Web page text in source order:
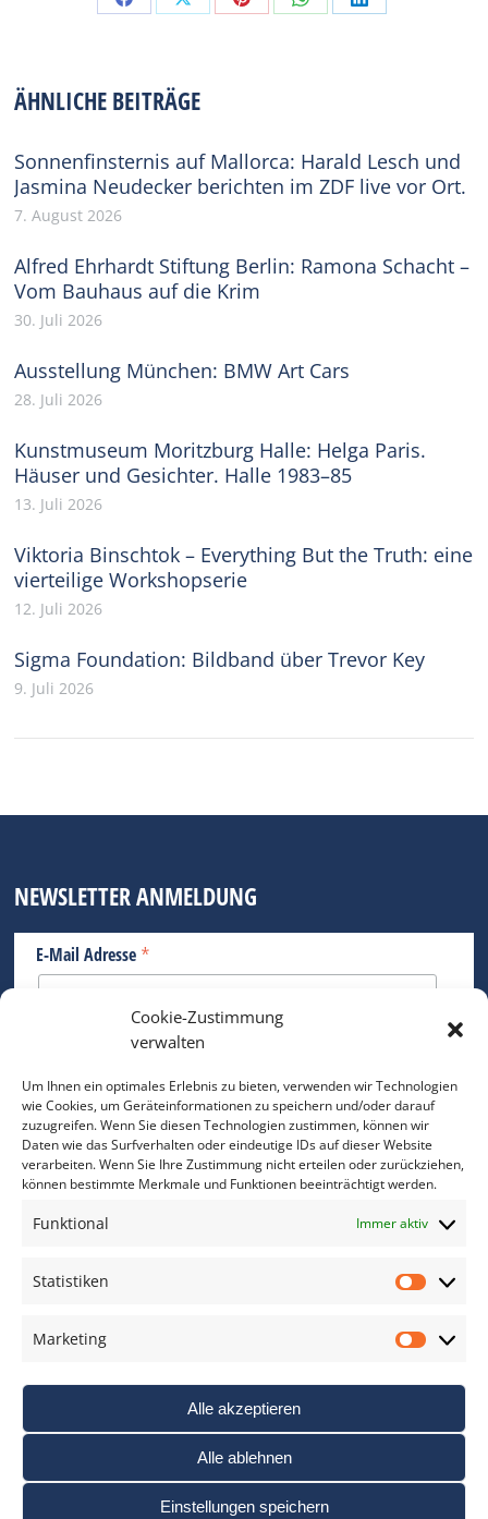
Cookie-Zustimmung
verwalten
Um Ihnen ein optimales Erlebnis zu bieten, verwenden wir Technologien
wie Cookies, um Geräteinformationen zu speichern und/oder darauf
zuzugreifen. Wenn Sie diesen Technologien zustimmen, können wir
Daten wie das Surfverhalten oder eindeutige IDs auf dieser Website
verarbeiten. Wenn Sie Ihre Zustimmung nicht erteilen oder zurückziehen,
können bestimmte Merkmale und Funktionen beeinträchtigt werden.
Funktional Immer aktiv
Statistiken
Marketing
Alle akzeptieren
Alle ablehnen
Einstellungen speichern
Share Share Share Share Share
ÄHNLICHE BEITRÄGE
Sonnenfinsternis auf Mallorca: Harald Lesch und
Jasmina Neudecker berichten im ZDF live vor Ort.
7. August 2026
Alfred Ehrhardt Stiftung Berlin: Ramona Schacht –
Vom Bauhaus auf die Krim
30. Juli 2026
Ausstellung München: BMW Art Cars
28. Juli 2026
Kunstmuseum Moritzburg Halle: Helga Paris.
Häuser und Gesichter. Halle 1983–85
13. Juli 2026
Viktoria Binschtok – Everything But the Truth: eine
vierteilige Workshopserie
12. Juli 2026
Sigma Foundation: Bildband über Trevor Key
9. Juli 2026
NEWSLETTER ANMELDUNG
E-Mail Adresse *
Bitte geben Sie Ihre E-Mail Adresse ein.
*